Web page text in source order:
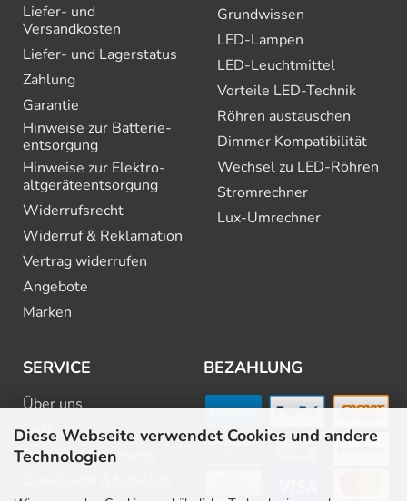
Diese Webseite verwendet Cookies und andere
Technologien
Liefer- und
Versandkosten
Liefer- und Lagerstatus
Zahlung
Garantie
Hinweise zur Batterie­
entsorgung
Hinweise zur Elektro­
altgeräte­entsorgung
Widerrufsrecht
Widerruf & Reklamation
Vertrag widerrufen
Angebote
Marken
Grundwissen
LED-Lampen
LED-Leuchtmittel
Vorteile LED-Technik
Röhren austauschen
Dimmer Kompatibilität
Wechsel zu LED-Röhren
Stromrechner
Lux-Umrechner
SERVICE
Über uns
FAQ
Beratung & Planung
BEZAHLUNG